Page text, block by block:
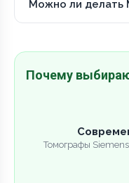
Можно ли делать
Почему
Томографы